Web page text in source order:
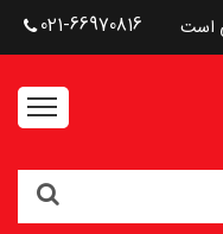
است 021-66970816